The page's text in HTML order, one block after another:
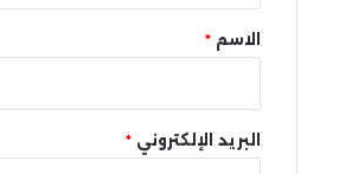
* الاسم *
البريد الإلكتروني *